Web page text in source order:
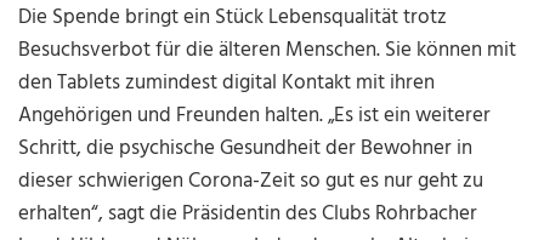
Die Spende bringt ein Stück Lebensqualität trotz
Besuchsverbot für die älteren Menschen. Sie können mit
den Tablets zumindest digital Kontakt mit ihren
Angehörigen und Freunden halten. „Es ist ein weiterer
Schritt, die psychische Gesundheit der Bewohner in
dieser schwierigen Corona-Zeit so gut es nur geht zu
erhalten“, sagt die Präsidentin des Clubs Rohrbacher